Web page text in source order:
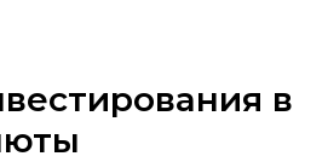
в